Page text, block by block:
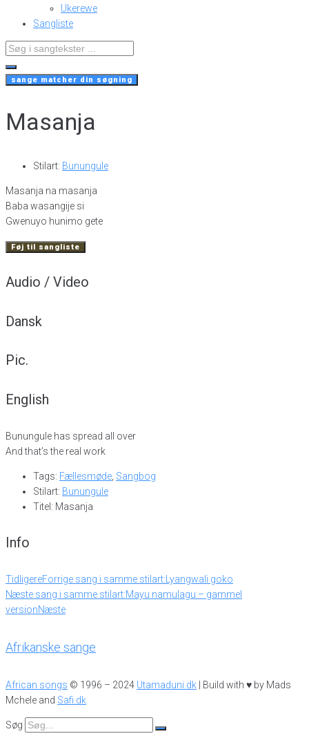
Ukerewe
Sangliste
Search
...
sange matcher din søgning
Masanja
Stilart: Bunungule
Masanja na masanja
Baba wasangije si
Gwenuyo hunimo gete
Føj til sangliste
Audio / Video
Dansk
Pic.
English
Bunungule has spread all over
And that’s the real work
Tags: Fællesmøde Sangbog
Stilart: Bunungule
Titel: Masanja
Info
TidligereForrige sang i samme stilart: Lyangwali goko
Næste sang i samme stilart:Mayu namulagu – gammel
versionNæste
Afrikanske sange
African songs © 1996 – 2024 Utamaduni.dk | Build with ♥ by Mads
Mchele and Safi.dk
Søg